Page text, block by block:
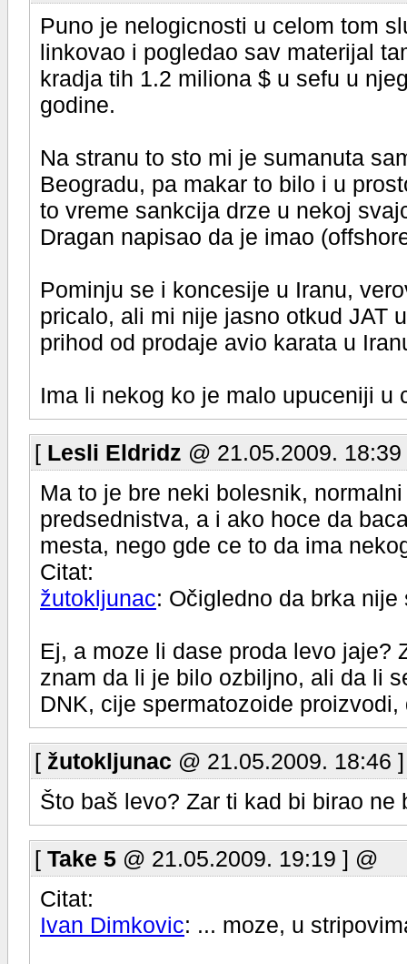
Puno je nelogicnosti u celom tom
linkovao i pogledao sav materijal
kradja tih 1.2 miliona $ u sefu u
godine.
Na stranu to sto mi je sumanuta
Beogradu, pa makar to bilo i u
to vreme sankcija drze u nekoj
Dragan napisao da je imao
Pominju se i koncesije u Iranu,
pricalo, ali mi nije jasno otkud JAT
prihod od prodaje avio karata u
Ima li nekog ko je malo upuceniji u
[ Lesli Eldridz @ 21.05.2009. 18:39
Ma to je bre neki bolesnik,
predsednistva, a i ako hoce da
mesta, nego gde ce to da ima
Citat:
žutokljunac: Očigledno da brka
Ej, a moze li dase proda levo jaje?
znam da li je bilo ozbiljno, ali da li
DNK, cije spermatozoide
[ žutokljunac @ 21.05.2009. 18:46
Što baš levo? Zar ti kad bi birao ne
[ Take 5 @ 21.05.2009. 19:19 ] @
Citat:
Ivan Dimkovic: ... moze, u